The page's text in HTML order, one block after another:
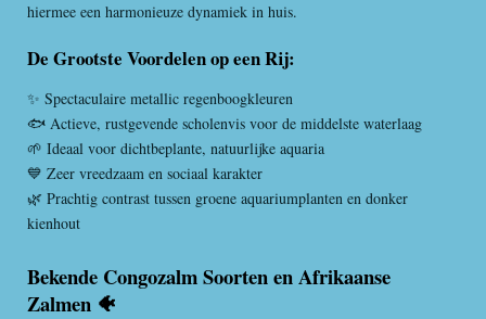
hiermee een harmonieuze dynamiek in huis.
De Grootste Voordelen op een Rij:
✨ Spectaculaire metallic regenboogkleuren
🐟 Actieve, rustgevende scholenvis voor de middelste waterlaag
🌱 Ideaal voor dichtbeplante, natuurlijke aquaria
💙 Zeer vreedzaam en sociaal karakter
🌿 Prachtig contrast tussen groene aquariumplanten en donker
kienhout
Bekende Congozalm Soorten en Afrikaanse
Zalmen 🐠